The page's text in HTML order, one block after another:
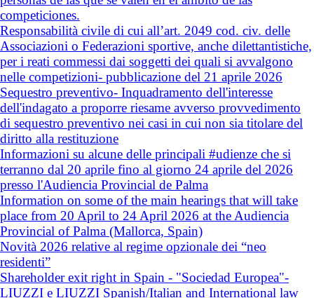
competiciones.
Responsabilità civile di cui all’art. 2049 cod. civ. delle
Associazioni o Federazioni sportive, anche dilettantistiche,
per i reati commessi dai soggetti dei quali si avvalgono
nelle competizioni- pubblicazione del 21 aprile 2026
Sequestro preventivo- Inquadramento dell'interesse
dell'indagato a proporre riesame avverso provvedimento
di sequestro preventivo nei casi in cui non sia titolare del
diritto alla restituzione
Informazioni su alcune delle principali #udienze che si
terranno dal 20 aprile fino al giorno 24 aprile del 2026
presso l'Audiencia Provincial de Palma
Information on some of the main hearings that will take
place from 20 April to 24 April 2026 at the Audiencia
Provincial of Palma (Mallorca, Spain)
Novità 2026 relative al regime opzionale dei “neo
residenti”
Shareholder exit right in Spain - "Sociedad Europea"-
LIUZZI e LIUZZI Spanish/Italian and International law